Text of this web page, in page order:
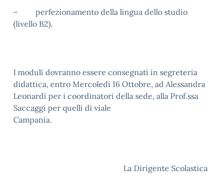
– perfezionamento della lingua dello studio
(livello B2).
I moduli dovranno essere consegnati in segreteria
didattica, entro Mercoledì 16 Ottobre, ad Alessandra
Leonardi per i coordinatori della sede, alla Prof.ssa
Saccaggi per quelli di viale
La Dirigente Scolastica